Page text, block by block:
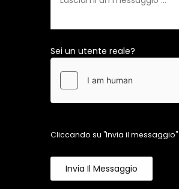
Sei un utente reale?
Cliccando su "Invia il
Invia Il Messaggio